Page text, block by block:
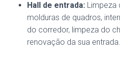
Hall de entrada: Limpeza
molduras de quadros,
do corredor, limpeza do
renovação da sua entrada.